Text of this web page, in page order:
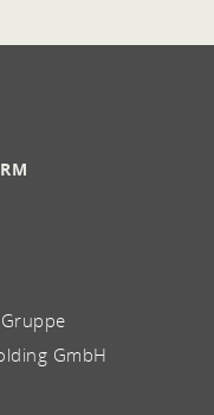
GmbH